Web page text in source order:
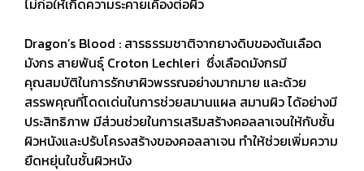
ไม่ก่อให้เกิดความระคายเคืองต่อผิว
Dragon’s Blood : สารธรรมชาติจากยางดิบของต้นเลือด
มังกร สายพันธุ์ Croton Lechleri ซึ่งเลือดมังกรมี
คุณสมบัติในการรักษาผิวพรรณอย่างมากมาย และด้วย
สรรพคุณที่โดดเด่นในการช่วยสมานแผล สมานผิว ได้อย่างมี
ประสิทธิภาพ มีส่วนช่วยในการเสริมสร้างคอลลาเจนให้กับชั้น
ผิวหนังและปรับโครงสร้างของคอลลาเจน ทำให้ช่วยเพิ่มความ
ยืดหยุ่นในชั้นผิวหนัง